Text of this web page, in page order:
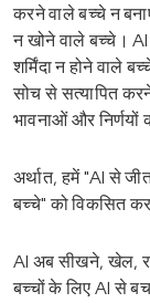
करने वाले बच्चे न
न खोने वाले बच्चे। AI
शर्मिंदा न होने वाले
सोच से सत्यापित
भावनाओं और निर्णयों
अर्थात, हमें "AI से
बच्चे" को विकसित
AI अब सीखने, खेल,
बच्चों के लिए AI से